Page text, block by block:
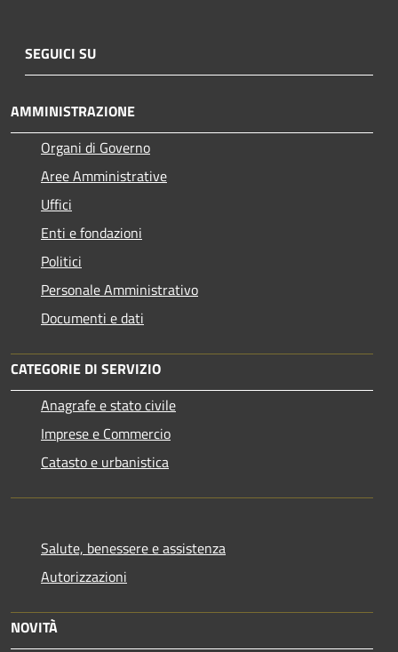
SEGUICI SU
AMMINISTRAZIONE
Organi di Governo
Aree Amministrative
Uffici
Enti e fondazioni
Politici
Personale Amministrativo
Documenti e dati
CATEGORIE DI SERVIZIO
Anagrafe e stato civile
Imprese e Commercio
Catasto e urbanistica
Salute, benessere e assistenza
Autorizzazioni
NOVITÀ